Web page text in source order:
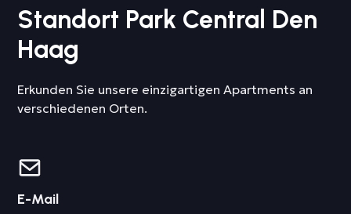
Standort Park Central Den
Haag
Erkunden Sie unsere einzigartigen Apartments an
verschiedenen Orten.
E-Mail